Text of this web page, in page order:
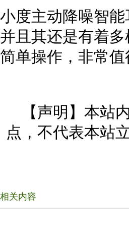
小度主动降噪智
并且其还是有着
简单操作，非常
【声明】本站
点，不代表本站
相关内容